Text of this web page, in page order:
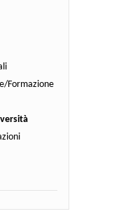
Formazione